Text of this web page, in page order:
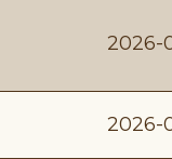
2026-
2026-